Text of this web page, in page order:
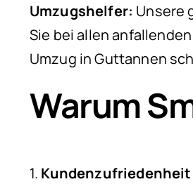
Umzugshelfer: Unsere
Sie bei allen
Umzug in Guttannen
Warum
1.